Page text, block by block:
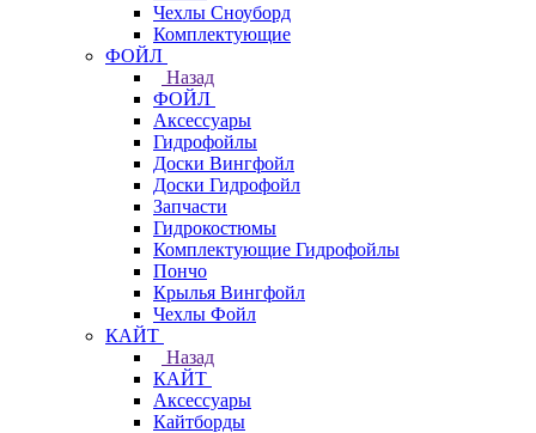
Чехлы Сноуборд
Комплектующие
ФОЙЛ
Назад
ФОЙЛ
Аксессуары
Гидрофойлы
Доски Вингфойл
Доски Гидрофойл
Запчасти
Гидрокостюмы
Комплектующие Гидрофойлы
Пончо
Крылья Вингфойл
Чехлы Фойл
КАЙТ
Назад
КАЙТ
Аксессуары
Кайтборды